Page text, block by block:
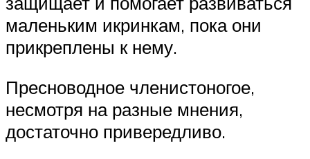
маленьким икринкам, пока они
прикреплены к нему.
Пресноводное членистоногое,
несмотря на разные мнения,
достаточно привередливо.